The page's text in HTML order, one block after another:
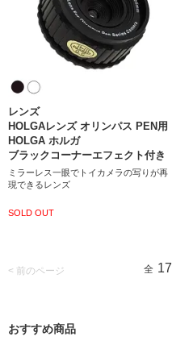
レンズ
HOLGAレンズ オリンパス PEN用
HOLGA ホルガ
ブラックコーナーエフェクト付き
ミラーレス一眼でトイカメラの写りが再
現できるレンズ
SOLD OUT
< 前のページ 全 17
おすすめ商品